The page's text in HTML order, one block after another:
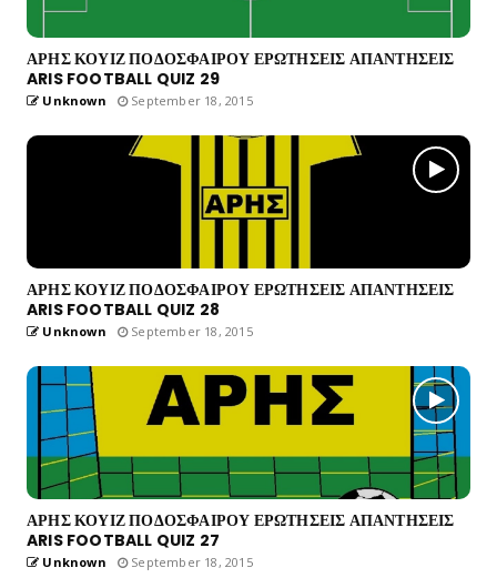
ΑΡΗΣ ΚΟΥΙΖ ΠΟΔΟΣΦΑΙΡΟΥ ΕΡΩΤΗΣΕΙΣ ΑΠΑΝΤΗΣΕΙΣ
ARIS FOOTBALL QUIZ 29
Unknown September 18, 2015
ΑΡΗΣ ΚΟΥΙΖ ΠΟΔΟΣΦΑΙΡΟΥ ΕΡΩΤΗΣΕΙΣ ΑΠΑΝΤΗΣΕΙΣ
ARIS FOOTBALL QUIZ 28
Unknown September 18, 2015
ΑΡΗΣ ΚΟΥΙΖ ΠΟΔΟΣΦΑΙΡΟΥ ΕΡΩΤΗΣΕΙΣ ΑΠΑΝΤΗΣΕΙΣ
ARIS FOOTBALL QUIZ 27
Unknown September 18, 2015